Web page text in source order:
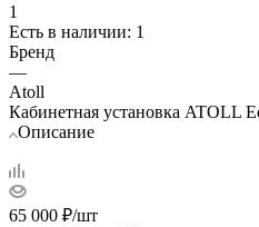
1
Есть в наличии: 1
Бренд
—
Atoll
Кабинетная установка ATOLL
Описание
65 000 ₽/шт